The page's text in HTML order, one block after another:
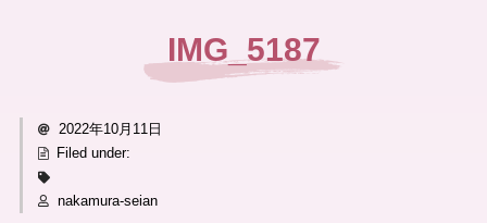
IMG_5187
2022年10月11日
Filed under:
nakamura-seian